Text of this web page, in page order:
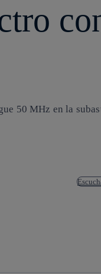
50 MHz en la